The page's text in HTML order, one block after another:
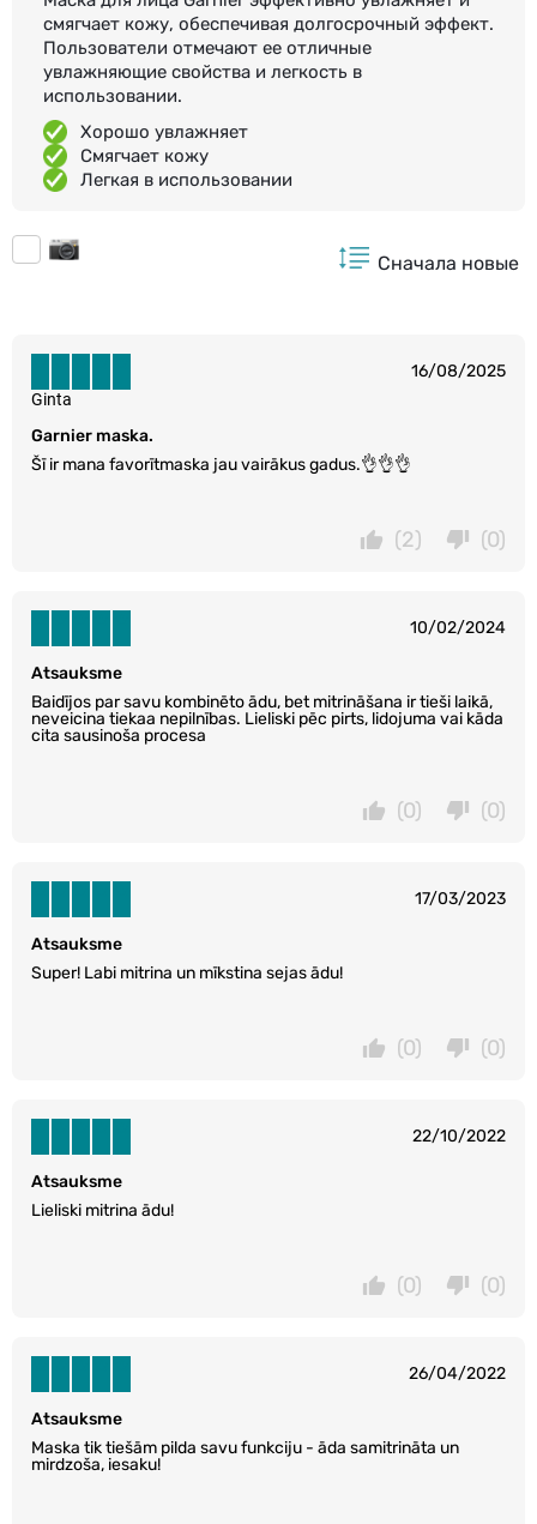
смягчает кожу, обеспечивая долгосрочный эффект.
Пользователи отмечают ее отличные
увлажняющие свойства и легкость в
использовании.
Хорошо увлажняет
Смягчает кожу
Легкая в использовании
Сначала новые
16/08/2025
Garnier maska.
Šī ir mana favorītmaska jau vairākus gadus.👌👌👌
Ginta
(0)
(2)
10/02/2024
Atsauksme
Baidījos par savu kombinēto ādu, bet mitrināšana ir tieši laikā,
neveicina tiekaa nepilnības. Lieliski pēc pirts, lidojuma vai kāda
cita sausinoša procesa
(0)
(0)
17/03/2023
Atsauksme
Super! Labi mitrina un mīkstina sejas ādu!
(0)
(0)
22/10/2022
Atsauksme
Lieliski mitrina ādu!
(0)
(0)
26/04/2022
Atsauksme
Maska tik tiešām pilda savu funkciju - āda samitrināta un
mirdzoša, iesaku!